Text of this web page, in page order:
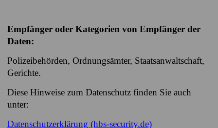
Empfänger oder Kategorien von Empfänger der
Daten:
Polizeibehörden, Ordnungsämter, Staatsanwaltschaft,
Gerichte.
Diese Hinweise zum Datenschutz finden Sie auch
unter:
Datenschutzerklärung (hbs-security.de)